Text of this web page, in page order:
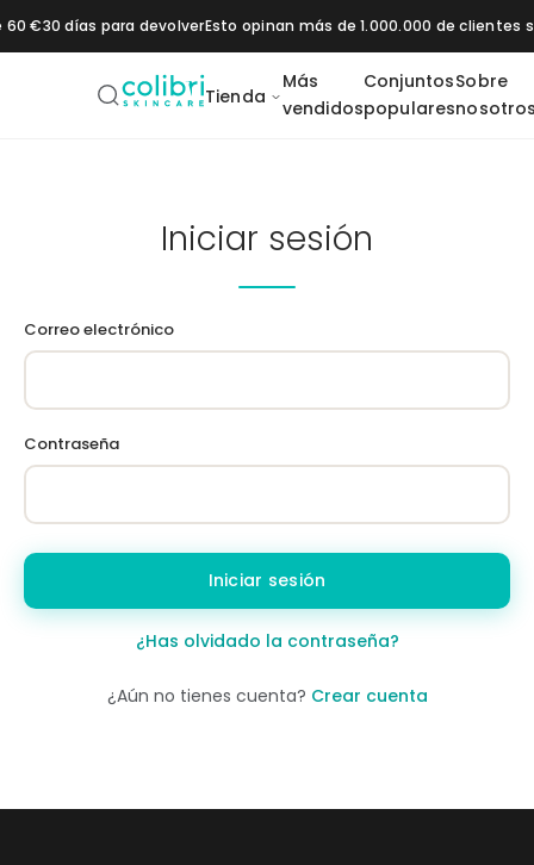
Saltar al contenido
60 €30 días para devolverEsto opinan más de 1.000.000 de
Tienda
Más
vendidos
Conjuntos
populares
Sobre
Booster
Booster
Iniciar sesión
Correo electrónico
Contraseña
Iniciar sesión
¿Has olvidado la contraseña?
¿Aún no tienes cuenta? Crear cuenta